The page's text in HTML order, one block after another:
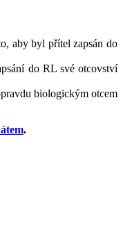
aby byl přítel zapsán do
do RL své otcovství
biologickým otcem
.